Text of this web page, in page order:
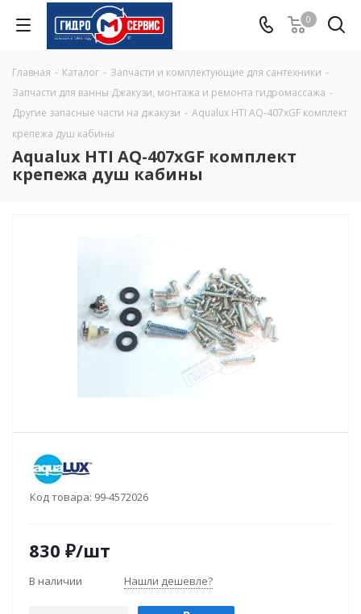
0
Главная - Каталог - Запчасти и комплектующие для сантехники -
Запчасти для ванны Джакузи, монтажа и ремонта гидромассажа -
Другие запасные части на джакузи - Aqualux HTI AQ-407xGF комплект
крепежа душ кабины
Aqualux HTI AQ-407xGF комплект
крепежа душ кабины
Код товара: 99-4572026
830 ₽/шт
В наличии Нашли дешевле?